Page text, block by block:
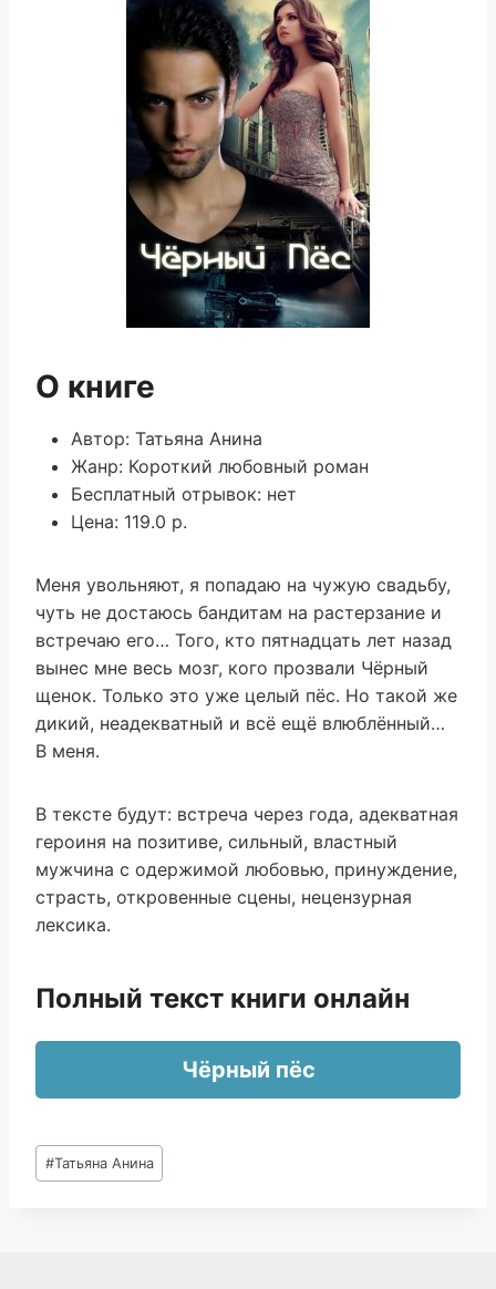
О книге
Автор: Татьяна Анина
Жанр: Короткий любовный роман
Бесплатный отрывок: нет
Цена: 119.0 р.
Меня увольняют, я попадаю на чужую свадьбу,
чуть не достаюсь бандитам на растерзание и
встречаю его… Того, кто пятнадцать лет назад
вынес мне весь мозг, кого прозвали Чёрный
щенок. Только это уже целый пёс. Но такой же
дикий, неадекватный и всё ещё влюблённый…
В меня.
В тексте будут: встреча через года, адекватная
героиня на позитиве, сильный, властный
мужчина с одержимой любовью, принуждение,
страсть, откровенные сцены, нецензурная
лексика.
Полный текст книги онлайн
Чёрный пёс
Метки
записи:
#Татьяна Анина